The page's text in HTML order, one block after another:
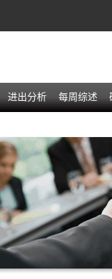
进出分析 每周综述